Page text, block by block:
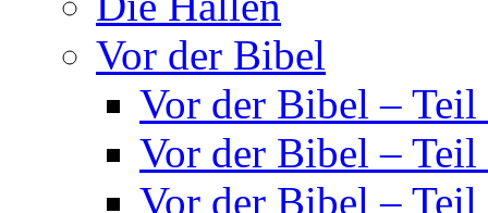
Vor der Bibel
Vor der Bibel – Teil
Vor der Bibel – Teil
Vor der Bibel – Teil